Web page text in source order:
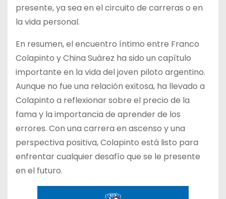
presente, ya sea en el circuito de carreras o en
la vida personal.
En resumen, el encuentro íntimo entre Franco
Colapinto y China Suárez ha sido un capítulo
importante en la vida del joven piloto argentino.
Aunque no fue una relación exitosa, ha llevado a
Colapinto a reflexionar sobre el precio de la
fama y la importancia de aprender de los
errores. Con una carrera en ascenso y una
perspectiva positiva, Colapinto está listo para
enfrentar cualquier desafío que se le presente
en el futuro.